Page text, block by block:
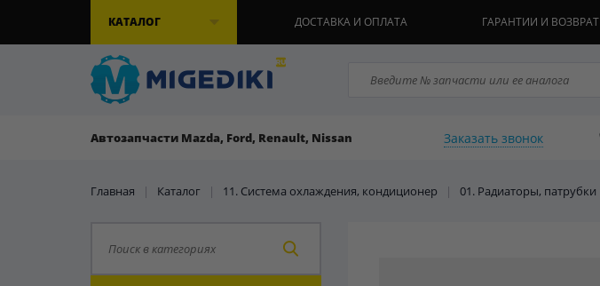
КАТАЛОГ ДОСТАВКА И ОПЛАТА ГАРАНТИИ И ВОЗВРАТ
Автозапчасти Mazda, Ford, Renault, Nissan Заказать звонок
Главная | Каталог | 11. Система охлаждения, кондиционер | 01. Радиаторы, патрубки